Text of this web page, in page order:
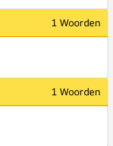
1 Woorden
1 Woorden